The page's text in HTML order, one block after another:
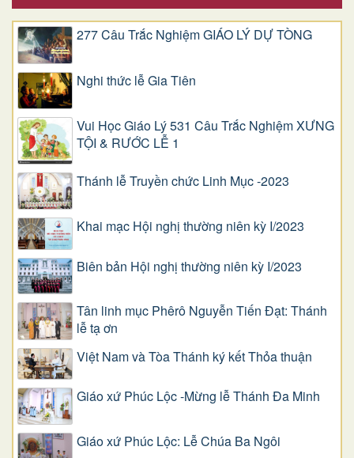
277 Câu Trắc Nghiệm GIÁO LÝ DỰ TÒNG
Nghi thức lễ Gia Tiên
Vui Học Giáo Lý 531 Câu Trắc Nghiệm XƯNG
TỘI & RƯỚC LỄ 1
Thánh lễ Truyền chức Linh Mục -2023
Khai mạc Hội nghị thường niên kỳ I/2023
Biên bản Hội nghị thường niên kỳ I/2023
Tân linh mục Phêrô Nguyễn Tiến Đạt: Thánh
lễ tạ ơn
Việt Nam và Tòa Thánh ký kết Thỏa thuận
Giáo xứ Phúc Lộc -Mừng lễ Thánh Đa Minh
Giáo xứ Phúc Lộc: Lễ Chúa Ba Ngôi